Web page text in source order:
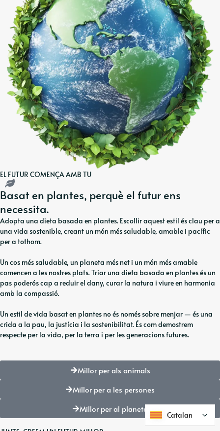
EL FUTUR COMENÇA AMB TU
Basat en plantes, perquè el futur ens
necessita.
Adopta una dieta basada en plantes. Escollir aquest estil és clau per a
una vida sostenible, creant un món més saludable, amable i pacífic
per a tothom.
Un cos més saludable, un planeta més net i un món més amable
comencen a les nostres plats. Triar una dieta basada en plantes és un
pas poderós cap a reduir el dany, curar la natura i viure en harmonia
amb la compassió.
Un estil de vida basat en plantes no és només sobre menjar — és una
crida a la pau, la justícia i la sostenibilitat. És com demostrem
respecte per la vida, per la terra i per les generacions futures.
Millor per als animals
Millor per a les persones
Millor per al planeta
Catalan
Catalan